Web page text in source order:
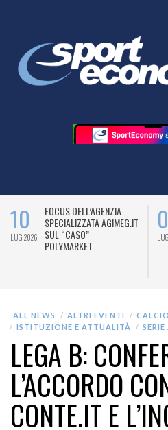
10
LUG 2026
FOCUS DELL’AGENZIA
SPECIALIZZATA AGIMEG.IT
SUL “CASO”
POLYMARKET.
ALL NEWS ALTRI EVENTI CALCIO
ISTITUZIONE E ATTUALITÀ
SERIE
LEGA B:
L’ACCORDO
CONTE.IT E